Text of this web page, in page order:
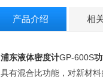
产品介绍 相
浦东液体密度计GP-600S功
具有混合比功能，对新材